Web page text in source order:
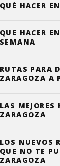
QUÉ HACER
QUE HACER
SEMANA
RUTAS PARA
ZARAGOZA A
LAS MEJORES
ZARAGOZA
LOS NUEVOS
QUE NO TE
ZARAGOZA